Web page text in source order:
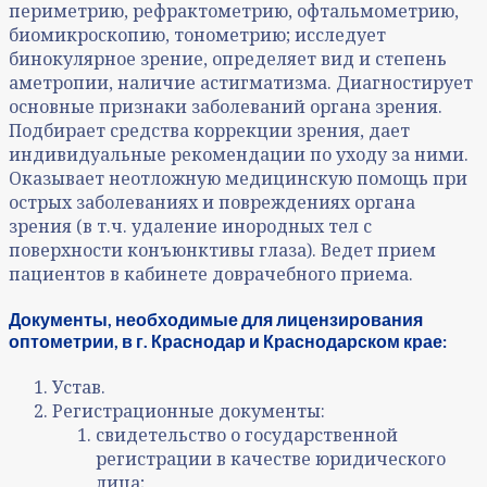
периметрию, рефрактометрию, офтальмометрию,
биомикроскопию, тонометрию; исследует
бинокулярное зрение, определяет вид и степень
аметропии, наличие астигматизма. Диагностирует
основные признаки заболеваний органа зрения.
Подбирает средства коррекции зрения, дает
индивидуальные рекомендации по уходу за ними.
Оказывает неотложную медицинскую помощь при
острых заболеваниях и повреждениях органа
зрения (в т.ч. удаление инородных тел с
поверхности конъюнктивы глаза). Ведет прием
пациентов в кабинете доврачебного приема.
Документы, необходимые для лицензирования
оптометрии, в г. Краснодар и Краснодарском крае:
Устав.
Регистрационные документы:
свидетельство о государственной
регистрации в качестве юридического